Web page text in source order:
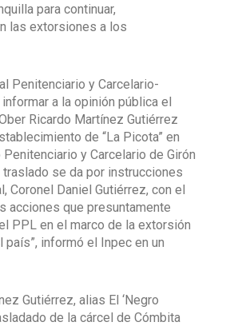
para continuar,
las extorsiones a los
Penitenciario y Carcelario-
a la opinión pública el
Ricardo Martínez Gutiérrez
de “La Picota” en
y Carcelario de Girón
se da por instrucciones
Coronel Daniel Gutiérrez, con el
acciones que presuntamente
PPL en el marco de la extorsión
país”, informó el Inpec en un
Gutiérrez, alias El ‘Negro
de la cárcel de Cómbita